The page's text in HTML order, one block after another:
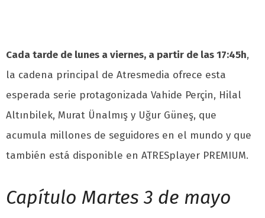
Cada tarde de lunes a viernes, a partir de las 17:45h,
la cadena principal de Atresmedia ofrece esta
esperada serie protagonizada Vahide Perçin, Hilal
Altınbilek, Murat Ünalmış y Uğur Güneş, que
acumula millones de seguidores en el mundo y que
también está disponible en ATRESplayer PREMIUM.
Capítulo Martes 3 de mayo